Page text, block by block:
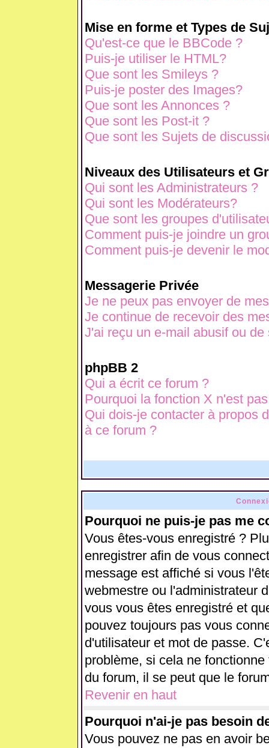
Mise en forme et Types de
Qu'est-ce que le BBCode ?
Puis-je utiliser le HTML?
Que sont les Smileys ?
Puis-je poster des Images?
Que sont les Annonces ?
Que sont les Post-it ?
Que sont les Sujets de
Niveaux des Utilisateurs et
Qui sont les Administrateurs ?
Qui sont les Modérateurs?
Que sont les groupes
Comment puis-je joindre un
Comment puis-je devenir le
Messagerie Privée
Je ne peux pas envoyer de
Je continue de recevoir des
J'ai reçu un e-mail abusif ou
phpBB 2
Qui a écrit ce forum ?
Pourquoi la fonction X n'est
Qui dois-je contacter à propos
à ce forum ?
Pourquoi ne puis-je pas me
Vous êtes-vous enregistré ?
enregistrer afin de vous
message est affiché si vous
webmestre ou l'administrateur
vous vous êtes enregistré et
pouvez toujours pas vous
d'utilisateur et mot de passe.
problème, si cela ne
du forum, il se peut que le
Revenir en haut
Pourquoi n'ai-je pas besoin
Vous pouvez ne pas en avoir